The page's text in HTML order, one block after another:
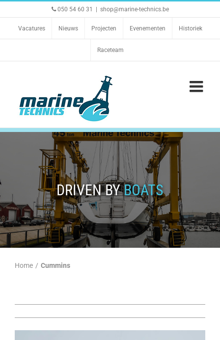
050 54 60 31 shop@marine-technics.be
Vacatures Nieuws Projecten Evenementen Historiek
Raceteam
DRIVEN BYBOATS
Home / Cummins